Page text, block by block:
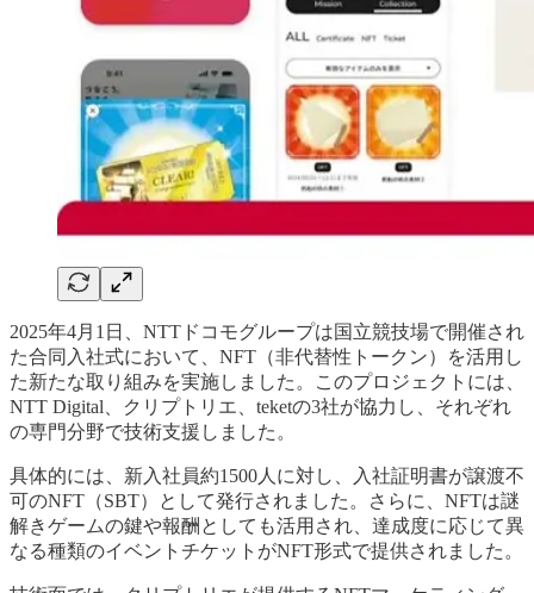
2025年4月1日、NTTドコモグループは国立競技場で開催され
た合同入社式において、NFT（非代替性トークン）を活用し
た新たな取り組みを実施しました。このプロジェクトには、
NTT Digital、クリプトリエ、teketの3社が協力し、それぞれ
の専門分野で技術支援しました。
具体的には、新入社員約1500人に対し、入社証明書が譲渡不
可のNFT（SBT）として発行されました。さらに、NFTは謎
解きゲームの鍵や報酬としても活用され、達成度に応じて異
なる種類のイベントチケットがNFT形式で提供されました。